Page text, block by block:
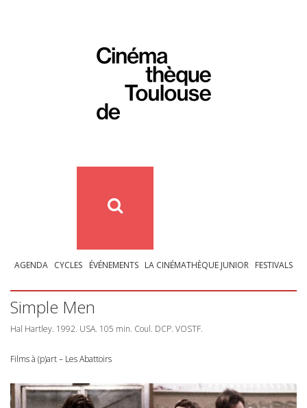
AGENDA CYCLES ÉVÉNEMENTS LA CINÉMATHÈQUE JUNIOR FESTIVALS
Simple Men
Hal Hartley. 1992. USA. 105 min. Coul. DCP. VOSTF.
Films à (p)art – Les Abattoirs